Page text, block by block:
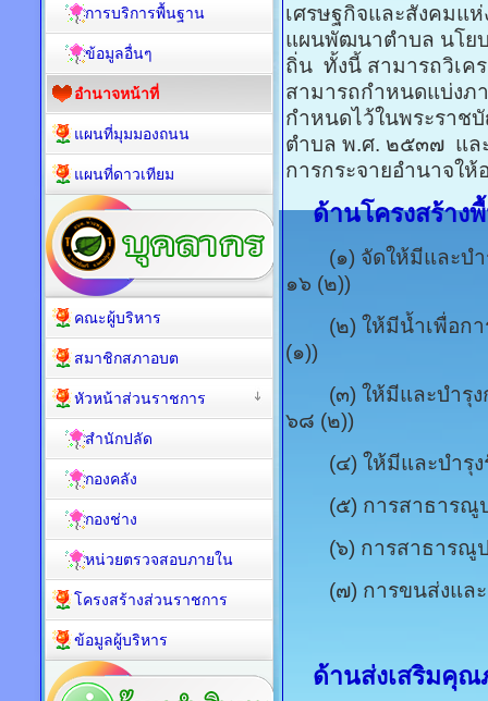
เศรษฐกิจและสังคมแ
แผนพัฒนาตำบล นโย
ถิ่น ทั้งนี้ สามารถวิเค
สามารถกำหนดแบ่งภ
กำหนดไว้ในพระราช
ตำบล พ.ศ. ๒๕๓๗ แล
การกระจายอำนาจใ
ด้านโครงสร้าง
(๑) จัดให้มีและบำรุ
๑๖ (๒))
(๒) ให้มีน้ำเพื่อการ
(๑))
(๓) ให้มีและบำรุงก
๖๘ (๒))
(๔) ให้มีและบำรุงรั
(๕) การสาธารณูปโ
(๖) การสาธารณูป
(๗) การขนส่งและก
ด้านส่งเสริมคุณ
การบริการพื้นฐาน
ข้อมูลอื่นๆ
อำนาจหน้าที่
แผนที่มุมมองถนน
แผนที่ดาวเทียม
คณะผู้บริหาร
สมาชิกสภาอบต
หัวหน้าส่วนราชการ
สำนักปลัด
กองคลัง
กองช่าง
หน่วยตรวจสอบภายใน
โครงสร้างส่วนราชการ
ข้อมูลผู้บริหาร